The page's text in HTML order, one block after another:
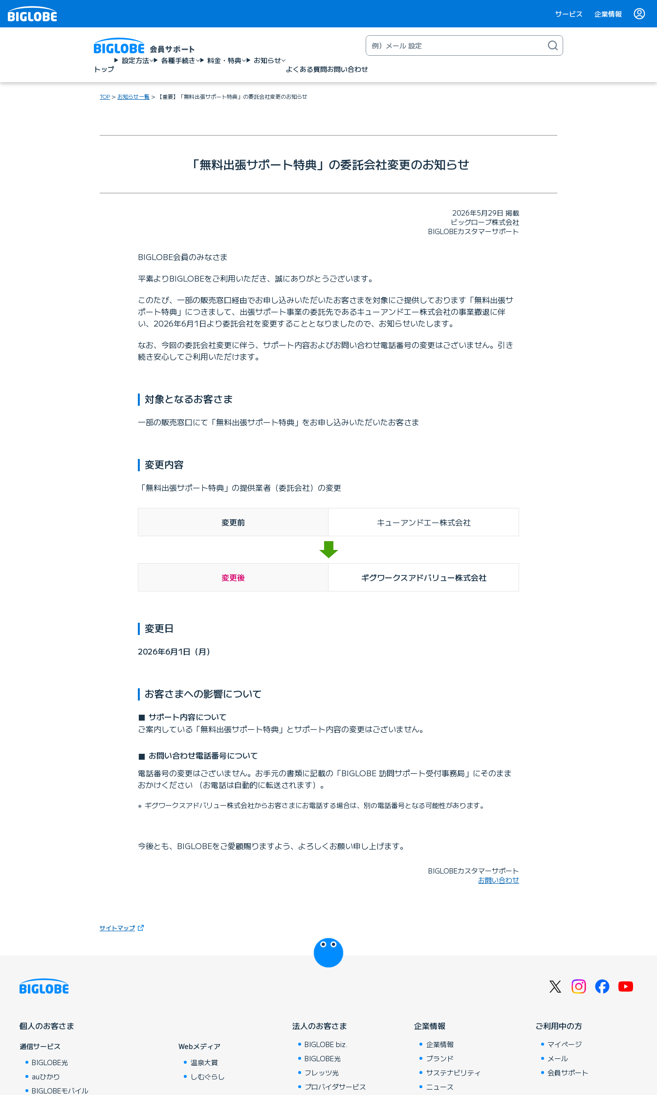
サービス 企業情報
トップ
設定方法 各種手続き 料金・特典
お知らせ
よくある質問お問い合わせ
TOP お知らせ一覧 【重要】「無料出張サポート特典」の委託会社変更のお知らせ
「無料出張サポート特典」の委託会社変更のお知らせ
2026年5月29日 掲載
ビッグローブ株式会社
BIGLOBEカスタマーサポート
BIGLOBE会員のみなさま
平素よりBIGLOBEをご利用いただき、誠にありがとうございます。
このたび、一部の販売窓口経由でお申し込みいただいたお客さまを対象にご提供しております「無料出張サ
ポート特典」につきまして、出張サポート事業の委託先であるキューアンドエー株式会社の事業撤退に伴
い、2026年6月1日より委託会社を変更することとなりましたので、お知らせいたします。
なお、今回の委託会社変更に伴う、サポート内容およびお問い合わせ電話番号の変更はございません。引き
続き安心してご利用いただけます。
対象となるお客さま
一部の販売窓口にて「無料出張サポート特典」をお申し込みいただいたお客さま
変更内容
「無料出張サポート特典」の提供業者（委託会社）の変更
変更前 キューアンドエー株式会社
変更後 ギグワークスアドバリュー株式会社
変更日
2026年6月1日（月）
お客さまへの影響について
サポート内容について
ご案内している「無料出張サポート特典」とサポート内容の変更はございません。
お問い合わせ電話番号について
電話番号の変更はございません。お手元の書類に記載の「BIGLOBE 訪問サポート受付事務局」にそのまま
おかけください （お電話は自動的に転送されます）。
ギグワークスアドバリュー株式会社からお客さまにお電話する場合は、別の電話番号となる可能性があります。
今後とも、BIGLOBEをご愛顧賜りますよう、よろしくお願い申し上げます。
BIGLOBEカスタマーサポート
お問い合わせ
サイトマップ（新しいタブで開きます）
びっぷるのページ
個人のお客さま
通信サービス
BIGLOBE光
auひかり
BIGLOBEモバイル
Webメディア
温泉大賞
しむぐらし
法人のお客さま
BIGLOBE biz.
BIGLOBE光
フレッツ光
プロバイダサービス
企業情報
企業情報
ブランド
サステナビリティ
ニュース
ご利用中の方
マイページ
メール
会員サポート